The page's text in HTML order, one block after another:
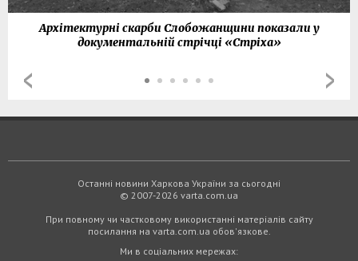
Архітектурні скарби Слобожанщини показали у
документальній стрічці «Стріха»
Останні новини Харкова України за сьогодні
© 2007-2026 varta.com.ua
При повному чи частковому використанні матеріалів сайту
посилання на varta.com.ua обов'язкове.
Ми в соціальних мережах: